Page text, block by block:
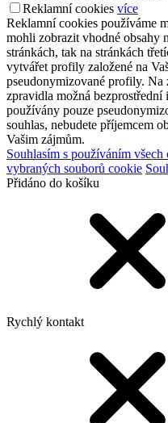
Reklamní cookies více
Reklamní cookies používáme
mohli zobrazit vhodné obsahy
stránkách, tak na stránkách
vytvářet profily založené na
pseudonymizované profily. Na
zpravidla možná
používány pouze
souhlas, nebudete příjemcem
Vašim zájmům.
Souhlasím s používáním všech
vybraných souborů cookie
Přidáno do košíku
Rychlý kontakt